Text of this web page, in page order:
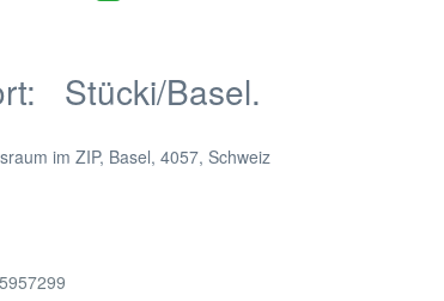
Stücki/Basel.
im ZIP, Basel, 4057, Schweiz